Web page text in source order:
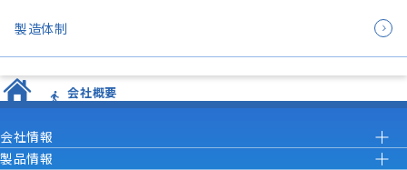
製造体制
会社概要
会社情報
製品情報